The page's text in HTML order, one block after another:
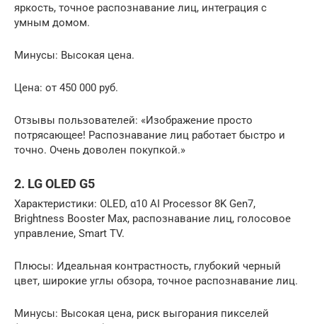
яркость, точное распознавание лиц, интеграция с
умным домом.
Минусы: Высокая цена.
Цена: от 450 000 руб.
Отзывы пользователей: «Изображение просто
потрясающее! Распознавание лиц работает быстро и
точно. Очень доволен покупкой.»
2. LG OLED G5
Характеристики: OLED, α10 AI Processor 8K Gen7,
Brightness Booster Max, распознавание лиц, голосовое
управление, Smart TV.
Плюсы: Идеальная контрастность, глубокий черный
цвет, широкие углы обзора, точное распознавание лиц.
Минусы: Высокая цена, риск выгорания пикселей